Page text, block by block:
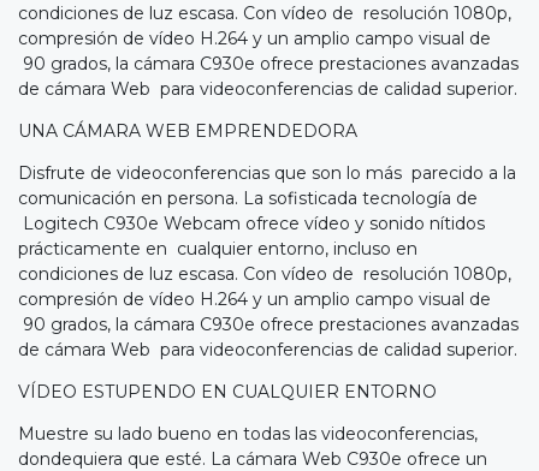
condiciones de luz escasa. Con vídeo de resolución 1080p,
compresión de vídeo H.264 y un amplio campo visual de
90 grados, la cámara C930e ofrece prestaciones avanzadas
de cámara Web para videoconferencias de calidad superior.
UNA CÁMARA WEB EMPRENDEDORA
Disfrute de videoconferencias que son lo más parecido a la
comunicación en persona. La sofisticada tecnología de
Logitech C930e Webcam ofrece vídeo y sonido nítidos
prácticamente en cualquier entorno, incluso en
condiciones de luz escasa. Con vídeo de resolución 1080p,
compresión de vídeo H.264 y un amplio campo visual de
90 grados, la cámara C930e ofrece prestaciones avanzadas
de cámara Web para videoconferencias de calidad superior.
VÍDEO ESTUPENDO EN CUALQUIER ENTORNO
Muestre su lado bueno en todas las videoconferencias,
dondequiera que esté. La cámara Web C930e ofrece un